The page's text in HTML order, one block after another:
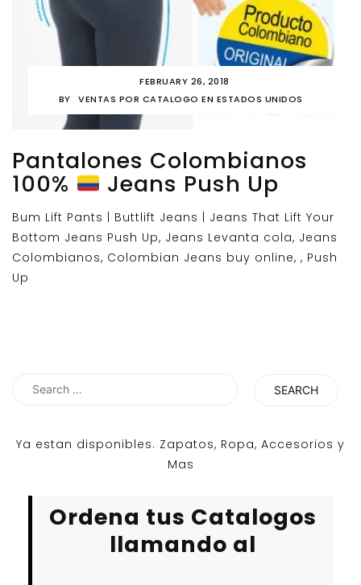
FEBRUARY 26, 2018
BY
VENTAS POR CATALOGO EN ESTADOS UNIDOS
Pantalones Colombianos
100% Jeans Push Up
Bum Lift Pants | Buttlift Jeans | Jeans That Lift Your
Bottom Jeans Push Up, Jeans Levanta cola, Jeans
Colombianos, Colombian Jeans buy online, , Push
Up
Search
Ya estan disponibles. Zapatos, Ropa, Accesorios y
Mas
Ordena tus Catalogos
llamando al